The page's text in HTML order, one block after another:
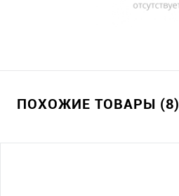
ПОХОЖИЕ ТОВАРЫ (8)